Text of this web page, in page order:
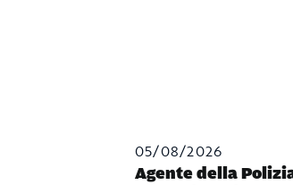
05/08/2026
Agente della